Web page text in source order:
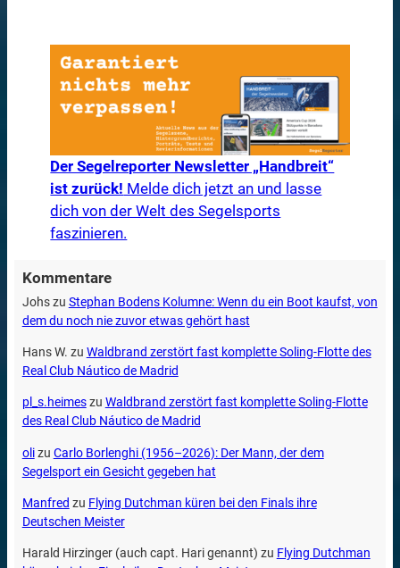
Der Segelreporter Newsletter „Handbreit“
ist zurück! Melde dich jetzt an und lasse
dich von der Welt des Segelsports
faszinieren.
Kommentare
Johszu Stephan Bodens Kolumne: Wenn du ein Boot kaufst, von
dem du noch nie zuvor etwas gehört hast
Hans W. zu Waldbrand zerstört fast komplette Soling-Flotte des
Real Club Náutico de Madrid
pl_s.heimeszu Waldbrand zerstört fast komplette Soling-Flotte
des Real Club Náutico de Madrid
olizu Carlo Borlenghi (1956–2026): Der Mann, der dem
Segelsport ein Gesicht gegeben hat
Manfred zu Flying Dutchman küren bei den Finals ihre
Deutschen Meister
Harald Hirzinger (auch capt. Hari genannt) zu Flying Dutchman